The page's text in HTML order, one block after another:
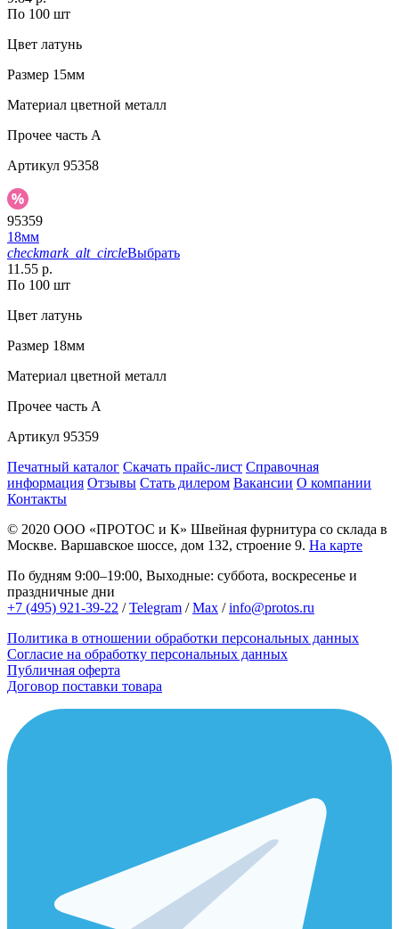
По 100 шт
Цвет латунь
Размер 15мм
Материал цветной металл
Прочее часть A
Артикул 95358
95359
18мм
checkmark_alt_circleВыбрать
11.55 р.
По 100 шт
Цвет латунь
Размер 18мм
Материал цветной металл
Прочее часть A
Артикул 95359
Печатный каталог Скачать прайс-лист Справочная
информация Отзывы Стать дилером Вакансии О компании
Контакты
© 2020 ООО «ПРОТОС и К» Швейная фурнитура со склада в
Москве. Варшавское шоссе, дом 132, строение 9. На карте
По будням 9:00–19:00, Выходные: суббота, воскресенье и
праздничные дни
+7 (495) 921-39-22 /Telegram /Max /info@protos.ru
Политика в отношении обработки персональных данных
Согласие на обработку персональных данных
Публичная оферта
Договор поставки товара